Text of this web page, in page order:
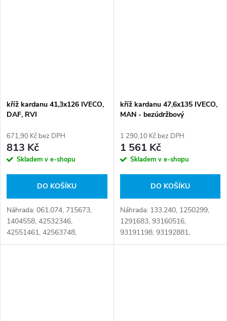
kříž kardanu 41,3x126 IVECO,
DAF, RVI
671,90 Kč bez DPH
813 Kč
Skladem v e-shopu
DO KOŠÍKU
Náhrada: 061.074, 715673,
1404558, 42532346,
42551461, 42563748,
AMPB991, 104130126001,
kříž kardanu 47,6x135 IVECO,
MAN - bezúdržbový
1 290,10 Kč bez DPH
1 561 Kč
Skladem v e-shopu
DO KOŠÍKU
Náhrada: 133.240, 1250299,
1291683, 93160516,
93191198, 93192881,
94350918, 022.017,